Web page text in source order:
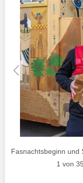
Fasnachtsbeginn und
1 von